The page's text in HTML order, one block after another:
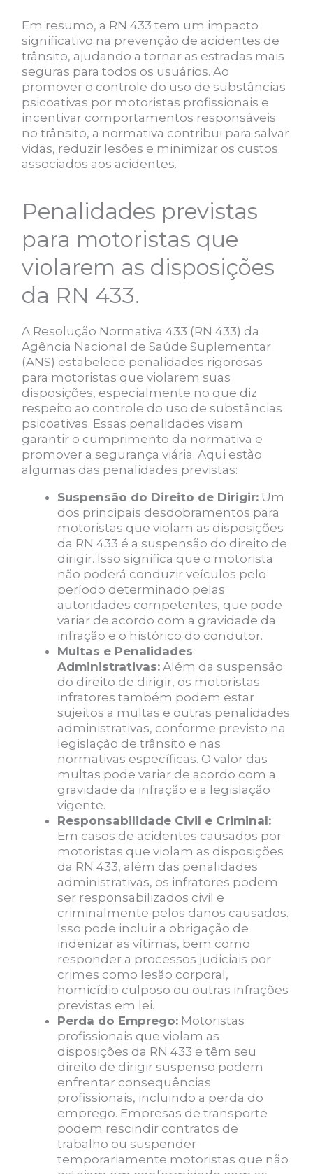
Em resumo, a RN 433 tem um impacto
significativo na prevenção de acidentes de
trânsito, ajudando a tornar as estradas mais
seguras para todos os usuários. Ao
promover o controle do uso de substâncias
psicoativas por motoristas profissionais e
incentivar comportamentos responsáveis
no trânsito, a normativa contribui para salvar
vidas, reduzir lesões e minimizar os custos
associados aos acidentes.
Penalidades previstas
para motoristas que
violarem as disposições
da RN 433.
A Resolução Normativa 433 (RN 433) da
Agência Nacional de Saúde Suplementar
(ANS) estabelece penalidades rigorosas
para motoristas que violarem suas
disposições, especialmente no que diz
respeito ao controle do uso de substâncias
psicoativas. Essas penalidades visam
garantir o cumprimento da normativa e
promover a segurança viária. Aqui estão
algumas das penalidades previstas:
Suspensão do Direito de Dirigir: Um
dos principais desdobramentos para
motoristas que violam as disposições
da RN 433 é a suspensão do direito de
dirigir. Isso significa que o motorista
não poderá conduzir veículos pelo
período determinado pelas
autoridades competentes, que pode
variar de acordo com a gravidade da
infração e o histórico do condutor.
Multas e Penalidades
Administrativas: Além da suspensão
do direito de dirigir, os motoristas
infratores também podem estar
sujeitos a multas e outras penalidades
administrativas, conforme previsto na
legislação de trânsito e nas
normativas específicas. O valor das
multas pode variar de acordo com a
gravidade da infração e a legislação
vigente.
Responsabilidade Civil e Criminal:
Em casos de acidentes causados por
motoristas que violam as disposições
da RN 433, além das penalidades
administrativas, os infratores podem
ser responsabilizados civil e
criminalmente pelos danos causados.
Isso pode incluir a obrigação de
indenizar as vítimas, bem como
responder a processos judiciais por
crimes como lesão corporal,
homicídio culposo ou outras infrações
previstas em lei.
Perda do Emprego: Motoristas
profissionais que violam as
disposições da RN 433 e têm seu
direito de dirigir suspenso podem
enfrentar consequências
profissionais, incluindo a perda do
emprego. Empresas de transporte
podem rescindir contratos de
trabalho ou suspender
temporariamente motoristas que não